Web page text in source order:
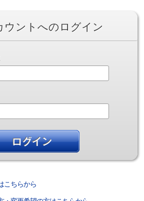
ウントへのログイン
こちらから